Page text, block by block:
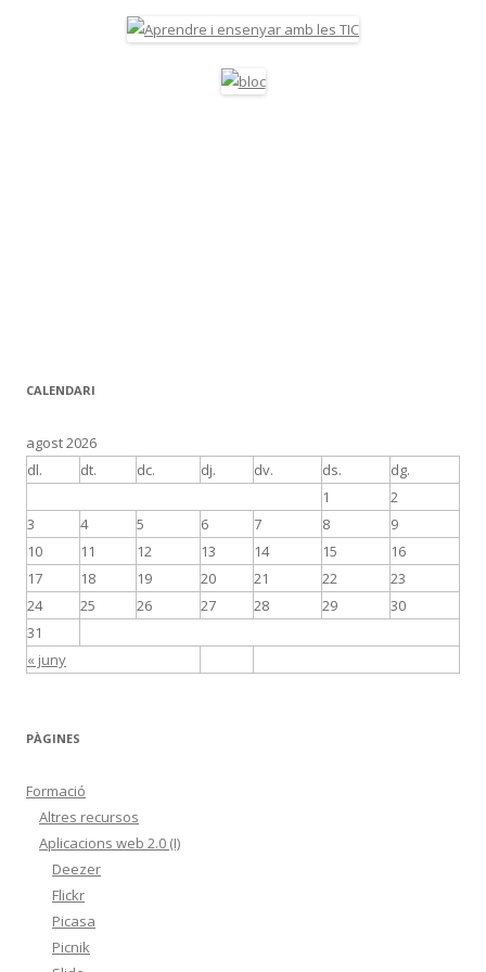
CALENDARI
agost 2026
dl.
dt. dc. dj. dv. ds. dg.
« juny
1
2
3
4 5 6 7 8
9
10
11 12 13 14 15
16
17
18 19 20 21 22
23
24
25 26 27 28 29
30
31
PÀGINES
Formació
Altres recursos
Aplicacions web 2.0 (I)
Deezer
Flickr
Picasa
Picnik